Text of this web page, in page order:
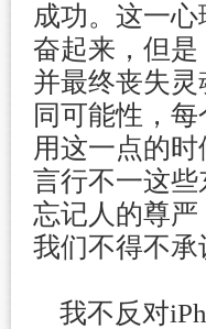
成功。这一
奋起来，但
并最终丧失
同可能性，
用这一点的
言行不一这
忘记人的尊
我们不得不
我不反对